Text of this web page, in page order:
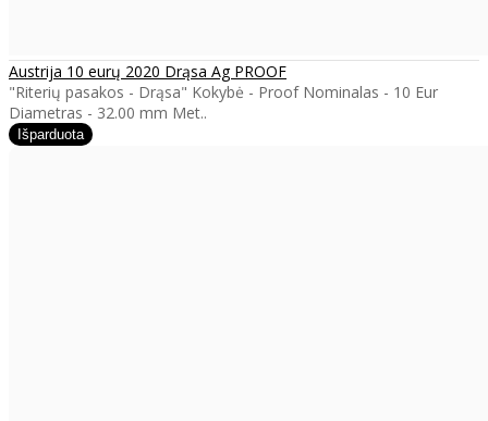
Austrija 10 eurų 2020 Drąsa Ag PROOF
"Riterių pasakos - Drąsa" Kokybė - Proof Nominalas - 10 Eur
Diametras - 32.00 mm Met..